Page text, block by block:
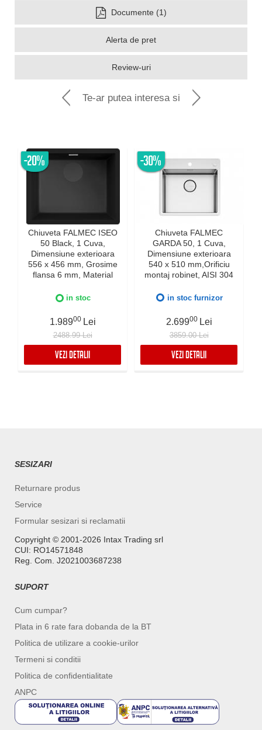
Documente (1)
Alerta de pret
Review-uri
Te-ar putea interesa si
-20%
Chiuveta FALMEC ISEO
50 Black, 1 Cuva,
Dimensiune exterioara
556 x 456 mm, Grosime
flansa 6 mm, Material
Preaplin Perimetral,
blat
in stoc
1.98900 Lei
2488.99 Lei
VEZI DETALII
-30%
Chiuveta FALMEC
GARDA 50, 1 Cuva,
Dimensiune exterioara
540 x 510 mm,Orificiu
montaj robinet, AISI 304
12mm, Supapa de golire
zgomot, Sistem drenaj
FALMEC, Instalare flush
sau pe blat
in stoc furnizor
2.69900 Lei
3859.00 Lei
VEZI DETALII
SESIZARI
Returnare produs
Service
Formular sesizari si reclamatii
Copyright ©️ 2001-2026 Intax Trading srl
CUI: RO14571848
Reg. Com. J2021003687238
SUPORT
Cum cumpar?
Plata in 6 rate fara dobanda de la BT
Politica de utilizare a cookie-urilor
Termeni si conditii
Politica de confidentialitate
ANPC